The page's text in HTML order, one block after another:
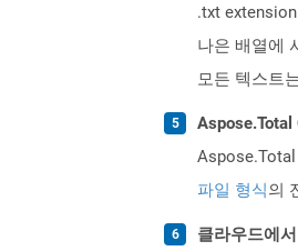
.txt
나은 배열에
모든 텍스트
Aspose.Total
파일 형식의
클라우드에